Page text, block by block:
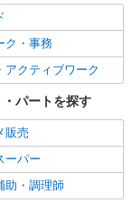
時給1,600円×実働7
時給は一例です。
1F
を見る
NEW
円＋残業代（1分単
ク・事務
アクティブワーク
パートを探す
販売
ーパー
助・調理師